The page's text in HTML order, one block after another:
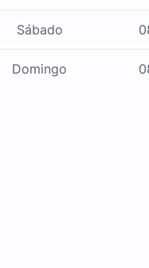
Sábado
Domingo